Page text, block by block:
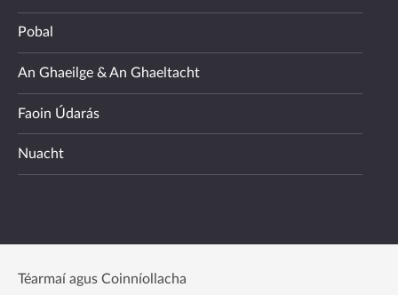
Pobal
An Ghaeilge & An Ghaeltacht
Faoin Údarás
Nuacht
Téarmaí agus Coinníollacha